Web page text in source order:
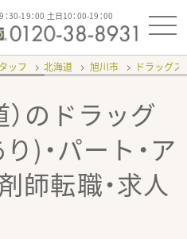
：30-19：00 土日10：00-19：00
ッフ 北海道 旭川市 ドラッグ
のドラッグ
)・パート・ア
師転職・求人